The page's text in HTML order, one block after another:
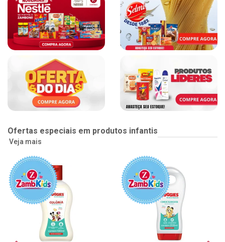
Ofertas especiais em produtos infantis
Veja mais